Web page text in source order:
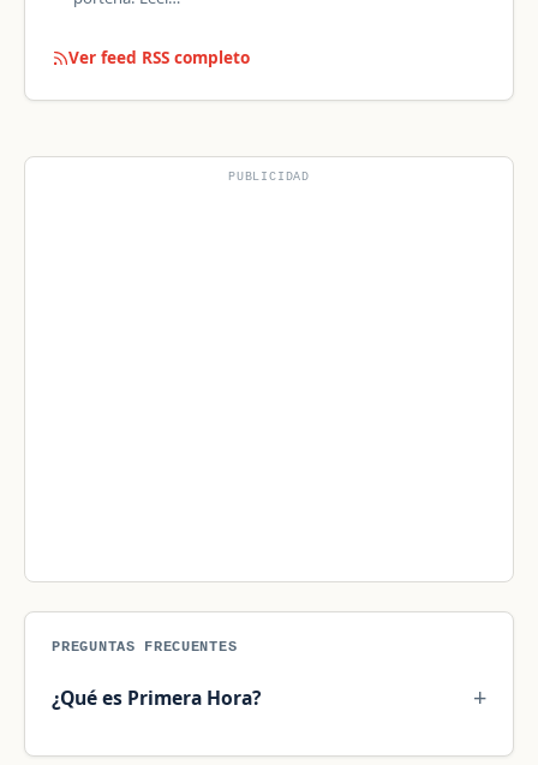
Ver feed RSS completo
PUBLICIDAD
PREGUNTAS FRECUENTES
¿Qué es Primera Hora?